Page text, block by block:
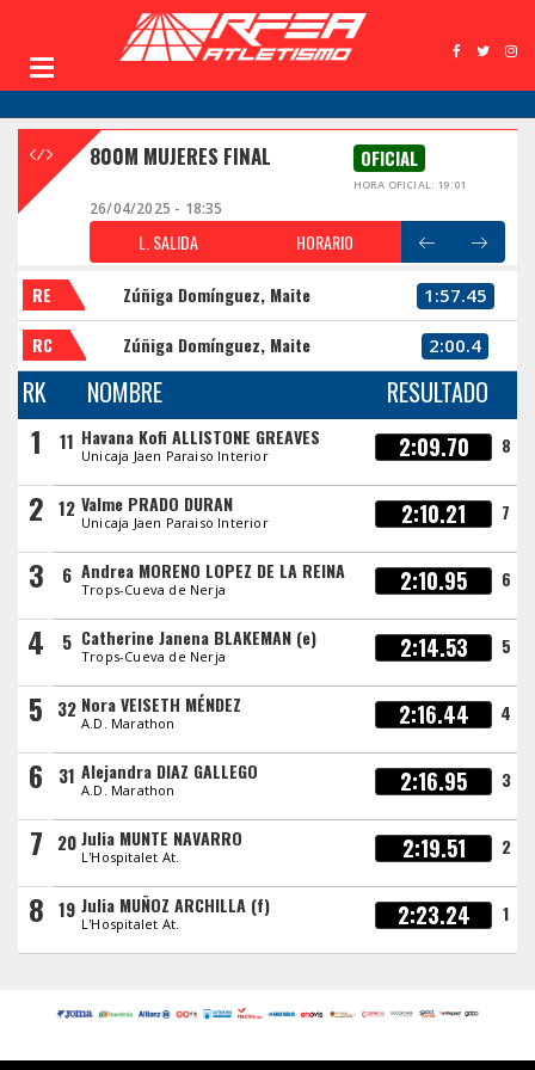
800M MUJERES FINAL OFICIAL
HORA OFICIAL: 19:01
26/04/2025 - 18:35
L. SALIDA HORARIO
RE Zúñiga Domínguez, Maite 1:57.45
RC Zúñiga Domínguez, Maite 2:00.4
RK NOMBRE RESULTADO
1 11 Havana Kofi ALLISTONE GREAVES
Unicaja Jaen Paraiso Interior 2:09.70 8
2 12 Valme PRADO DURAN
Unicaja Jaen Paraiso Interior 2:10.21 7
3 6 Andrea MORENO LOPEZ DE LA REINA
Trops-Cueva de Nerja 2:10.95 6
4 5 Catherine Janena BLAKEMAN (e)
Trops-Cueva de Nerja 2:14.53 5
5 32 Nora VEISETH MÉNDEZ
A.D. Marathon 2:16.44 4
6 31 Alejandra DIAZ GALLEGO
A.D. Marathon 2:16.95 3
7 20 Julia MUNTE NAVARRO
L'Hospitalet At. 2:19.51 2
8 19 Julia MUÑOZ ARCHILLA (f)
L'Hospitalet At. 2:23.24 1